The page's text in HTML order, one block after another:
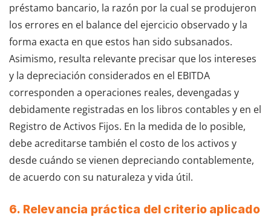
préstamo bancario, la razón por la cual se produjeron
los errores en el balance del ejercicio observado y la
forma exacta en que estos han sido subsanados.
Asimismo, resulta relevante precisar que los intereses
y la depreciación considerados en el EBITDA
corresponden a operaciones reales, devengadas y
debidamente registradas en los libros contables y en el
Registro de Activos Fijos. En la medida de lo posible,
debe acreditarse también el costo de los activos y
desde cuándo se vienen depreciando contablemente,
de acuerdo con su naturaleza y vida útil.
6. Relevancia práctica del criterio aplicado